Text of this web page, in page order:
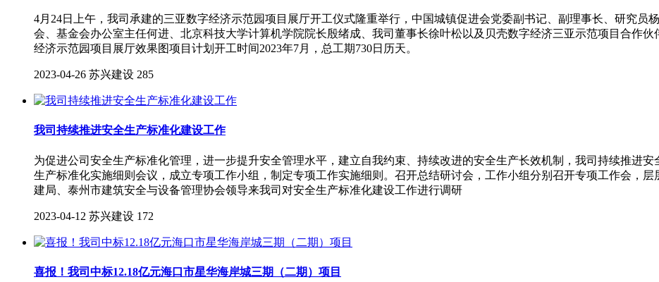
4月24日上午，我司承建的三亚数字经济示范园项目展厅开工仪式隆重举行，中国城镇促进会党委副书记、副理事长、研究员
会、基金会办公室主任何进、北京科技大学计算机学院院长殷绪成、我司董事长徐叶松以及贝壳数字经济三亚示范项目合作
经济示范园项目展厅效果图项目计划开工时间2023年7月，总工期730日历天。
2023-04-26 苏兴建设 285
我司持续推进安全生产标准化建设工作
为促进公司安全生产标准化管理，进一步提升安全管理水平，建立自我约束、持续改进的安全生产长效机制，我司持续推进
生产标准化实施细则会议，成立专项工作小组，制定专项工作实施细则。召开总结研讨会，工作小组分别召开专项工作会，
建局、泰州市建筑安全与设备管理协会领导来我司对安全生产标准化建设工作进行调研
2023-04-12 苏兴建设 172
喜报！我司中标12.18亿元海口市星华海岸城三期（二期）项目